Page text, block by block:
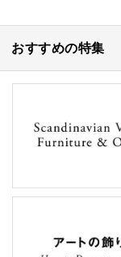
おすすめの特集